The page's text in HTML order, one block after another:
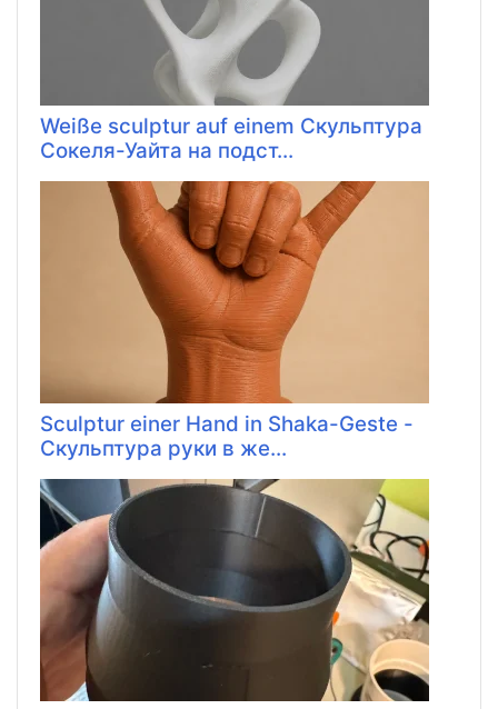
Weiße sculptur auf einem Скульптура
Сокеля-Уайта на подст...
Sculptur einer Hand in Shaka-Geste -
Скульптура руки в же...